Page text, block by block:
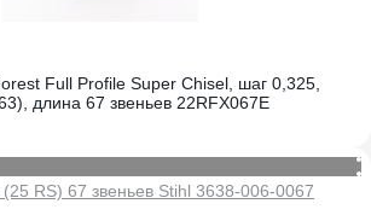
Full Profile Super Chisel, шаг 0,325,
длина 67 звеньев 22RFX067E